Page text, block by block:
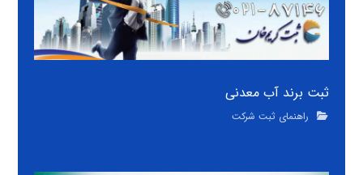
ثبت برند آب معدنی
راهنمای ثبت شرکت